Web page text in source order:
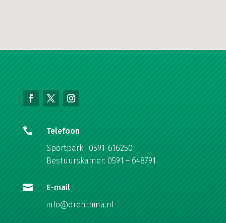

Telefoon
Sportpark: 0591-616250
Bestuurskamer: 0591 – 648791

E-mail
info@drenthina.nl